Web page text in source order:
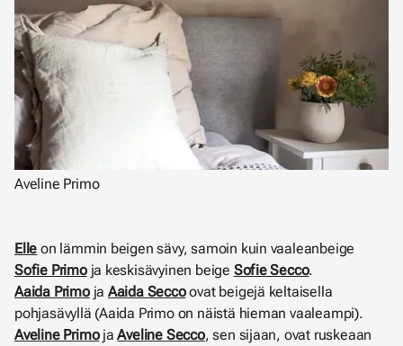
Aveline Primo
Elle on lämmin beigen sävy, samoin kuin vaaleanbeige
Sofie Primoja keskisävyinen beige Sofie Secco.
Aaida Primoja Aaida Seccoovat beigejä keltaisella
pohjasävyllä (Aaida Primo on näistä hieman vaaleampi).
Aveline PrimojaAveline Secco, sen sijaan, ovat ruskeaan